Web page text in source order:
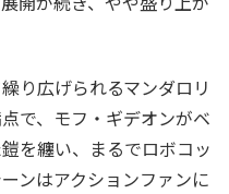
り広げられるマンダロリ
で、モフ・ギデオンがベ
を纏い、まるでロボコッ
ンはアクションファンに